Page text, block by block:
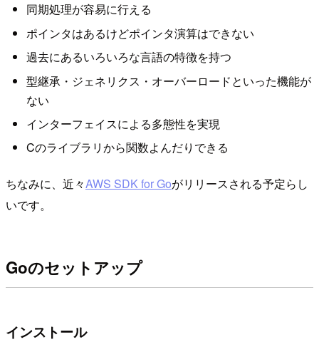
同期処理が容易に行える
ポインタはあるけどポインタ演算はできない
過去にあるいろいろな言語の特徴を持つ
型継承・ジェネリクス・オーバーロードといった機能が
ない
インターフェイスによる多態性を実現
Cのライブラリから関数よんだりできる
ちなみに、近々AWS SDK for Goがリリースされる予定らし
いです。
Goのセットアップ
インストール